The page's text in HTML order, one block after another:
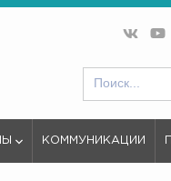
КОММУНИКАЦИИ